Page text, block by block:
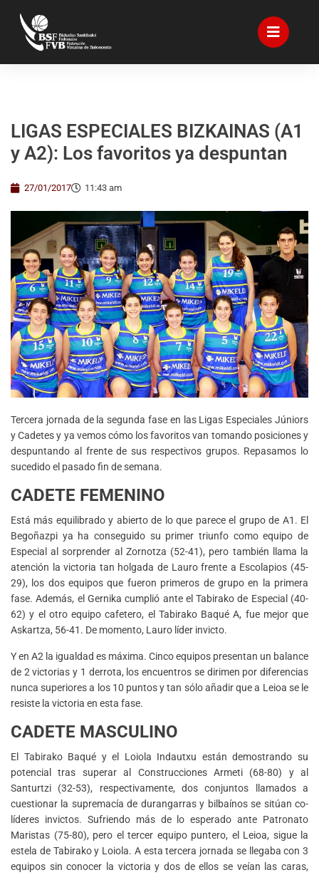
LIGAS ESPECIALES BIZKAINAS (A1
y A2): Los favoritos ya despuntan
27/01/2017 11:43 am
Tercera jornada de la segunda fase en las Ligas Especiales Júniors
y Cadetes y ya vemos cómo los favoritos van tomando posiciones y
despuntando al frente de sus respectivos grupos. Repasamos lo
sucedido el pasado fin de semana.
CADETE FEMENINO
Está más equilibrado y abierto de lo que parece el grupo de A1. El
Begoñazpi ya ha conseguido su primer triunfo como equipo de
Especial al sorprender al Zornotza (52-41), pero también llama la
atención la victoria tan holgada de Lauro frente a Escolapios (45-
29), los dos equipos que fueron primeros de grupo en la primera
fase. Además, el Gernika cumplió ante el Tabirako de Especial (40-
62) y el otro equipo cafetero, el Tabirako Baqué A, fue mejor que
Askartza, 56-41. De momento, Lauro líder invicto.
Y en A2 la igualdad es máxima. Cinco equipos presentan un balance
de 2 victorias y 1 derrota, los encuentros se dirimen por diferencias
nunca superiores a los 10 puntos y tan sólo añadir que a Leioa se le
resiste la victoria en esta fase.
CADETE MASCULINO
El Tabirako Baqué y el Loiola Indautxu están demostrando su
potencial tras superar al Construcciones Armeti (68-80) y al
Santurtzi (32-53), respectivamente, dos conjuntos llamados a
cuestionar la supremacía de durangarras y bilbaínos se sitúan co-
líderes invictos. Sufriendo más de lo esperado ante Patronato
Maristas (75-80), pero el tercer equipo puntero, el Leioa, sigue la
estela de Tabirako y Loiola. A esta tercera jornada se llegaba con 3
equipos sin conocer la victoria y dos de ellos se veían las caras,